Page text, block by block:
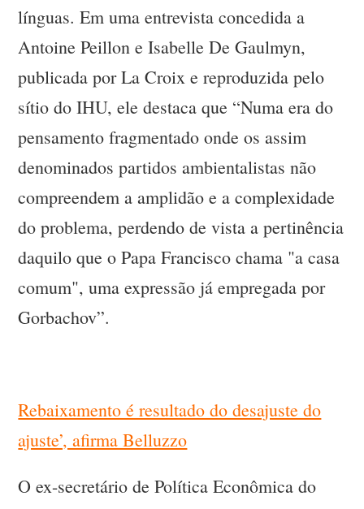
línguas. Em uma entrevista concedida a
Antoine Peillon e Isabelle De Gaulmyn,
publicada por La Croix e reproduzida pelo
sítio do IHU, ele destaca que “Numa era do
pensamento fragmentado onde os assim
denominados partidos ambientalistas não
compreendem a amplidão e a complexidade
do problema, perdendo de vista a pertinência
daquilo que o Papa Francisco chama "a casa
comum", uma expressão já empregada por
Gorbachov”.
Rebaixamento é resultado do desajuste do
ajuste’, afirma Belluzzo
O ex-secretário de Política Econômica do